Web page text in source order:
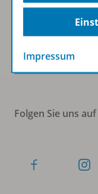
Sofort profitieren
Zum
Folgen Sie uns
Impressum